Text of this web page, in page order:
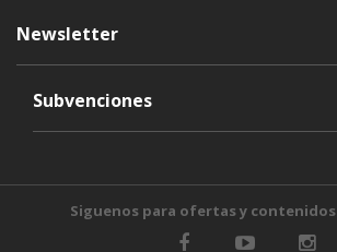
Newsletter
Subvenciones
Siguenos para ofertas y